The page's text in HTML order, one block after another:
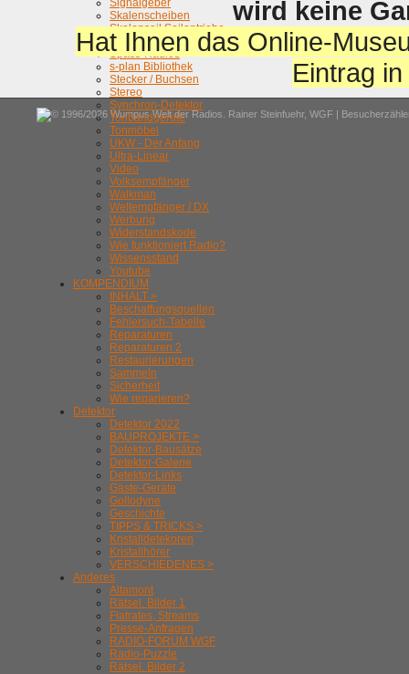
Signalgeber
Skalenscheiben
Skalenseil Seilantriebe
Schnurlos ...
Spass-Radios
s-plan Bibliothek
Stecker / Buchsen
Stereo
Synchron-Detektor
Tonbandgeräte
Tonmöbel
UKW - Der Anfang
Ultra-Linear
Video
Volksempfänger
Walkman
Weltempfänger / DX
Werbung
Widerstandskode
Wie funktioniert Radio?
Wissensstand
Youtube
KOMPENDIUM
INHALT >
Beschaffungsquellen
Fehlersuch-Tabelle
Reparaturen
Reparaturen 2
Restaurierungen
Sammeln
Sicherheit
Wie reparieren?
Detektor
Detektor 2022
BAUPROJEKTE >
Detektor-Bausätze
Detektor-Galerie
Detektor-Links
Gäste-Geräte
Gollodyne
Geschichte
TIPPS & TRICKS >
Kristalldetekoren
Kristallhörer
VERSCHIEDENES >
Anderes
Altamont
Rätsel. Bilder 1
Flatrates, Streams
Presse-Anfragen
RADIO-FORUM WGF
Radio-Puzzle
Rätsel. Bilder 2
wird keine
Hat Ihnen das Online-
Eintrag
© 1996/2026 Wumpus Welt der Radios. Rainer Steinfuehr, WGF |